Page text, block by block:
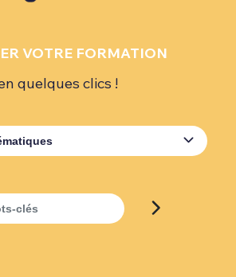
VOTRE FORMATION
quelques clics !
clés